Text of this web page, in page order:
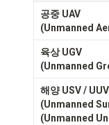
공중 UAV
(Unmanned
육상 UGV
(Unmanned
해양 USV / UUV
(Unmanned
(Unmanned